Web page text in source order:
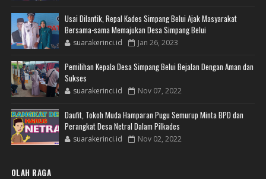
Usai Dilantik, Repal Kades Simpang Belui Ajak Masyarakat
Bersama-sama Memajukan Desa Simpang Belui
suarakerinci.id Jan 26, 2023
Pemilihan Kepala Desa Simpang Belui Bejalan Dengan Aman dan
Sukses
suarakerinci.id Nov 07, 2022
Daufit, Tokoh Muda Hamparan Pugu Semurup Minta BPD dan
Perangkat Desa Netral Dalam Pilkades
suarakerinci.id Nov 02, 2022
OLAH RAGA